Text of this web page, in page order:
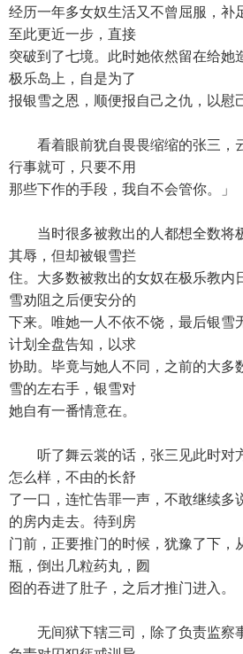
经历一年多女奴生活又不曾屈服，补
至此更近一步，直接
突破到了七境。此时她依然留在给她
极乐岛上，自是为了
报银雪之恩，顺便报自己之仇，以慰
看着眼前犹自畏畏缩缩的张三，
行事就可，只要不用
那些下作的手段，我自不会管你。」
当时很多被救出的人都想全数将
其辱，但却被银雪拦
住。大多数被救出的女奴在极乐教内
雪劝阻之后便安分的
下来。唯她一人不依不饶，最后银雪
计划全盘告知，以求
协助。毕竟与她人不同，之前的大多
雪的左右手，银雪对
她自有一番情意在。
听了舞云裳的话，张三见此时对
怎么样，不由的长舒
了一口，连忙告罪一声，不敢继续多
的房内走去。待到房
门前，正要推门的时候，犹豫了下，
瓶，倒出几粒药丸，囫
囵的吞进了肚子，之后才推门进入。
无间狱下辖三司，除了负责监察